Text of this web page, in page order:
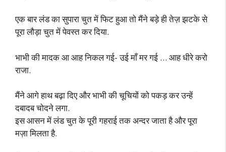
एक बार लंड का सुपारा चुत में फिट हुआ तो मैंने बड़े ही तेज़ झटके से
पूरा लौड़ा चुत में पेवस्त कर दिया.
भाभी की मादक आ आह निकल गई- उई माँ मर गई … आह धीरे करो
राजा.
मैंने आगे हाथ बढ़ा दिए और भाभी की चूचियों को पकड़ कर उन्हें
दबादब चोदने लगा.
इस आसन में लंड चुत के पूरी गहराई तक अन्दर जाता है और पूरा
मज़ा मिलता है.